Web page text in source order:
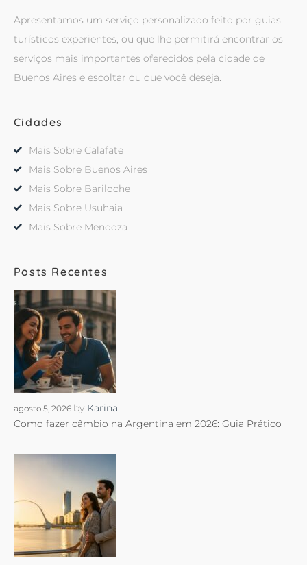
Apresentamos um serviço personalizado feito por guias
turísticos experientes, ou que lhe permitirá encontrar os
serviços mais importantes oferecidos pela cidade de
Buenos Aires e escoltar ou que você deseja.
Cidades
Mais Sobre Calafate
Mais Sobre Buenos Aires
Mais Sobre Bariloche
Mais Sobre Usuhaia
Mais Sobre Mendoza
Posts Recentes
agosto 5, 2026 by Karina
Como fazer câmbio na Argentina em 2026: Guia Prático